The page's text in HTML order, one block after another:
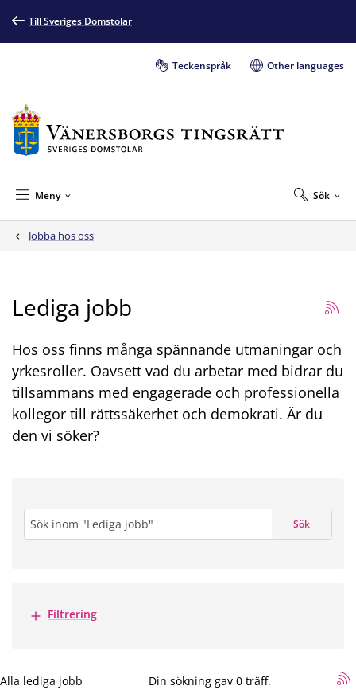
Till Sveriges Domstolar
Teckenspråk Other languages
Sök
Meny
Jobba hos oss
Lediga jobb
Hos oss finns många spännande utmaningar och
yrkesroller. Oavsett vad du arbetar med bidrar du
tillsammans med engagerade och professionella
kollegor till rättssäkerhet och demokrati. Är du
den vi söker?
sökning *
Alla lediga jobb Din sökning gav 0 träff.
Sök
Visa merFiltrering